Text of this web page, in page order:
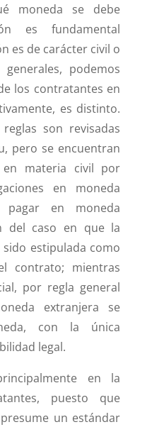
moneda se debe
es fundamental
es de carácter civil o
podemos
los contratantes en
es distinto.
son revisadas
pero se encuentran
en materia civil por
en moneda
pagar en moneda
del caso en que la
estipulada como
contrato; mientras
por regla general
extranjera se
con la única
legal.
en la
puesto que
un estándar